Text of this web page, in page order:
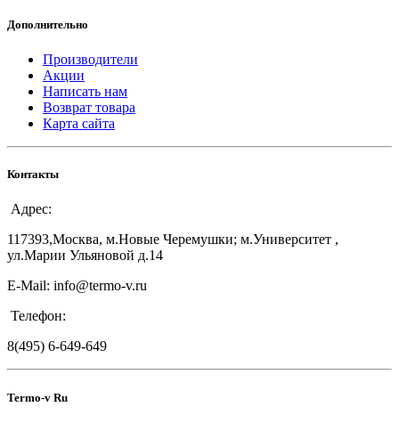
Дополнительно
Производители
Акции
Написать нам
Возврат товара
Карта сайта
Контакты
Адрес:
117393,Москва, м.Новые Черемушки; м.Университет ,
ул.Марии Ульяновой д.14
E-Mail: info@termo-v.ru
Телефон:
8(495) 6-649-649
Termo-v Ru